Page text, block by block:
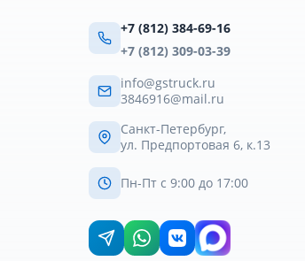
+7 (812) 384-69-16
+7 (812) 309-03-39
info@gstruck.ru
3846916@mail.ru
Санкт-Петербург,
ул. Предпортовая 6, к.13
Пн-Пт с 9:00 до 17:00